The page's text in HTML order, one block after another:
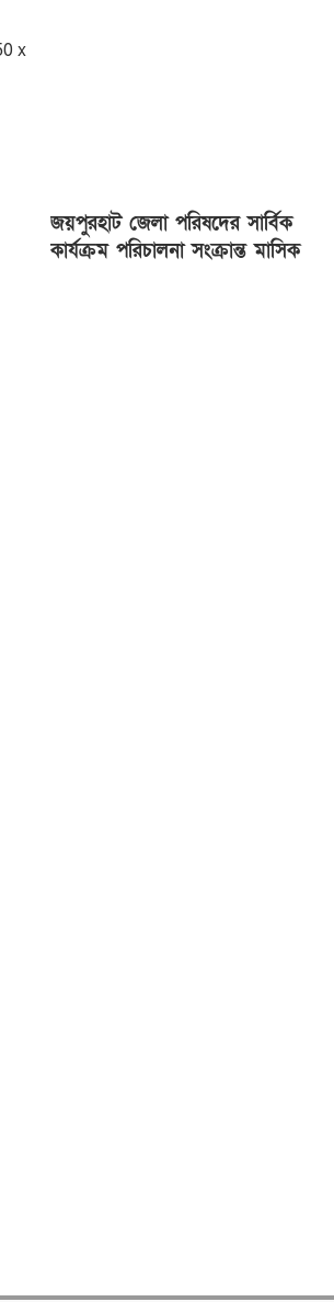
জয়পুরহাট জেলা পরিষদের সার্বিক
কার্যক্রম পরিচালনা সংক্রান্ত মাসিক